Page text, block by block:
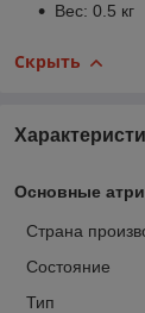
Вес: 0.5 кг
Скрыть
Основные
Страна
Состояние
Тип